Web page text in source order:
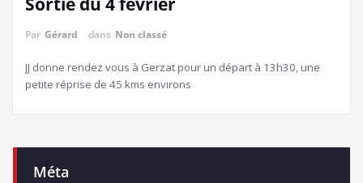
Par Gérard dans Non classé
JJ donne rendez vous à Gerzat pour un départ à 13h30, une
petite réprise de 45 kms environs
Méta